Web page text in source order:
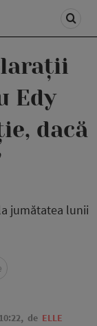
Edy
dacă
jumătatea lunii
de ELLE